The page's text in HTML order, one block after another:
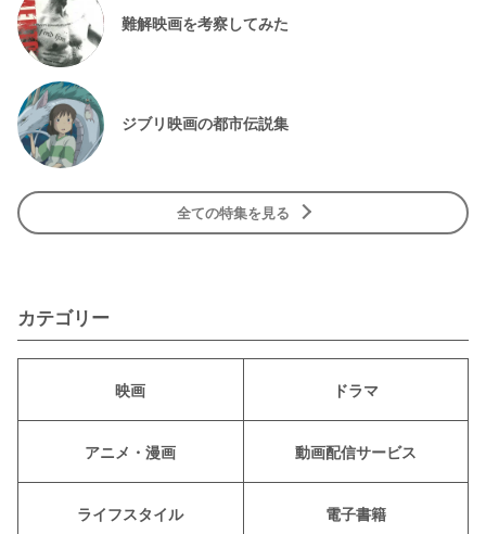
難解映画を考察してみた
ジブリ映画の都市伝説集
全ての特集を見る
カテゴリー
映画 ドラマ
アニメ・漫画 動画配信サービス
ライフスタイル 電子書籍